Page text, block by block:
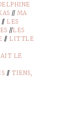
// MA
// LES
//LES
// LITTLE
LE
// TIENS,